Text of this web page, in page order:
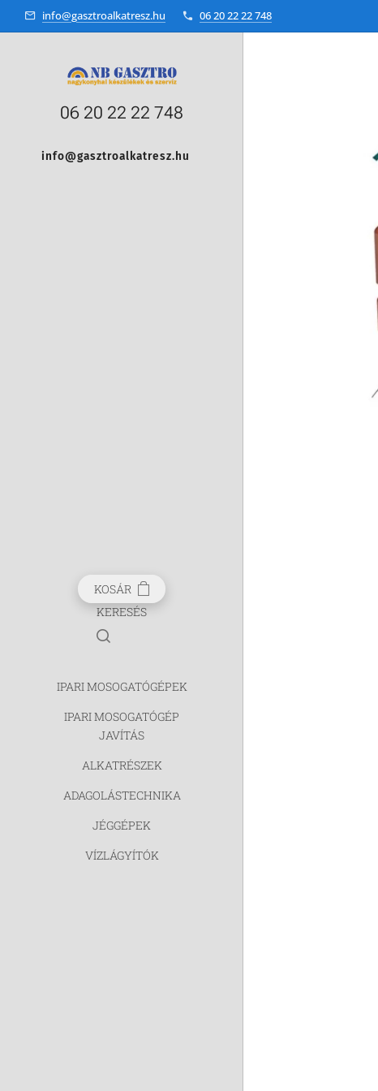
info@gasztroalkatresz.hu 06 20 22 22 748
06 20 22 22 748
info@gasztroalkatresz.hu
KOSÁR
KERESÉS
IPARI MOSOGATÓGÉPEK
IPARI MOSOGATÓGÉP
JAVÍTÁS
ALKATRÉSZEK
ADAGOLÁSTECHNIKA
JÉGGÉPEK
VÍZLÁGYÍTÓK